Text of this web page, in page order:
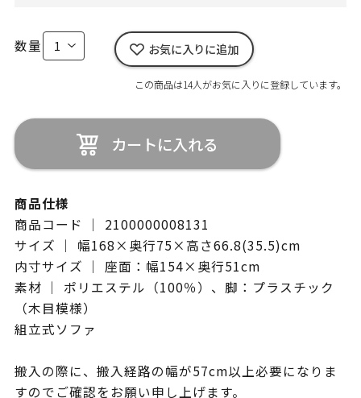
数量 お気に入りに追加
この商品は14人がお気に入りに登録しています。
カートに入れる
商品仕様
商品コード ｜ 2100000008131
サイズ ｜ 幅168×奥行75×高さ66.8(35.5)cm
内寸サイズ ｜ 座面：幅154×奥行51cm
素材 ｜ ポリエステル（100％）、脚：プラスチック
（木目模様）
組立式ソファ
搬入の際に、搬入経路の幅が57cm以上必要になりま
すのでご確認をお願い申し上げます。